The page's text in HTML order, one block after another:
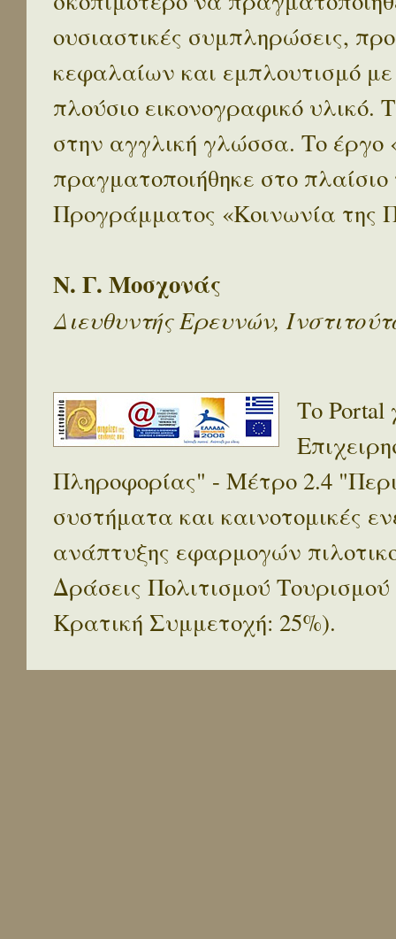
ουσιαστικές συμπληρώσεις,
κεφαλαίων και εμπλουτισμό
πλούσιο εικονογραφικό
στην αγγλική γλώσσα. Το
πραγματοποιήθηκε στο
Προγράμματος «Κοινωνία της
Ν. Γ. Μοσχονάς
Διευθυντής Ερευνών,
Το Portal
Πληροφορίας" - Μέτρο 2.4
συστήματα και καινοτομικές
ανάπτυξης εφαρμογών
Δράσεις Πολιτισμού
Κρατική Συμμετοχή: 25%).